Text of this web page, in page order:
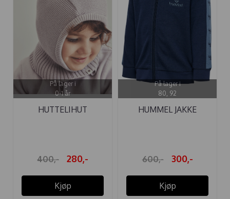
På lager i
0-1 år
HUTTELIHUT
400,- 280,-
Kjøp
På lager i
80, 92
HUMMEL JAKKE
600,- 300,-
Kjøp